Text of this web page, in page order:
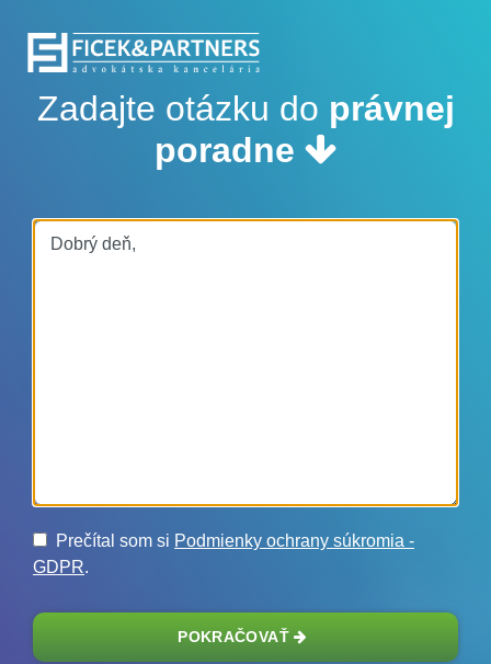
Zadajte otázku do právnej
poradne
Prečítal som si Podmienky ochrany súkromia -
GDPR.
POKRAČOVAŤ